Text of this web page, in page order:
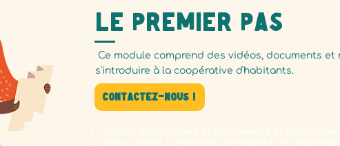
Le premier pas
Ce module comprend des vidéos, documents
s'introduire à la coopérative d'habitants.
Contactez-nous !